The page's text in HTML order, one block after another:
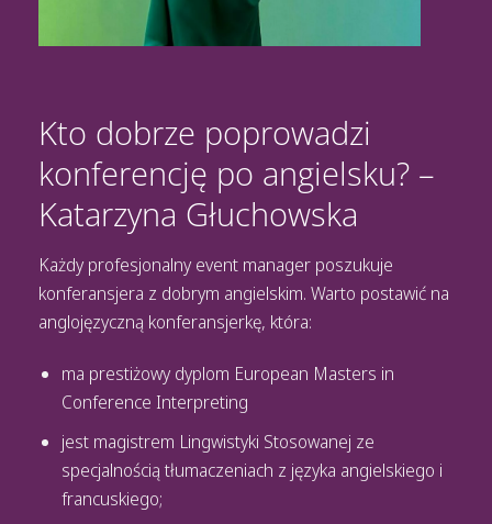
Kto dobrze poprowadzi
konferencję po angielsku? –
Katarzyna Głuchowska
Każdy profesjonalny event manager poszukuje
konferansjera z dobrym angielskim. Warto postawić na
anglojęzyczną konferansjerkę, która:
ma prestiżowy dyplom European Masters in
Conference Interpreting
jest magistrem Lingwistyki Stosowanej ze
specjalnością tłumaczeniach z języka angielskiego i
francuskiego;